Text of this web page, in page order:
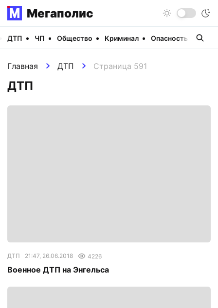
Мегаполис
ДТП ЧП Общество Криминал Опасность
Главная ДТП Страница 591
ДТП
ДТП 21:47, 26.06.2018 4226
Военное ДТП на Энгельса